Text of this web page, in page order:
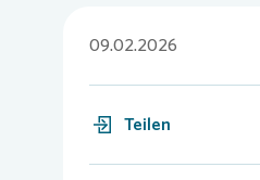
09.02.2026
Teilen